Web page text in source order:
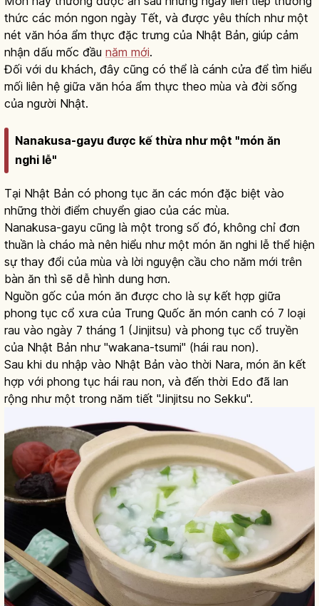
thức các món ngon ngày Tết, và được yêu thích như một
nét văn hóa ẩm thực đặc trưng của Nhật Bản, giúp cảm
nhận dấu mốc đầu năm mới.
Đối với du khách, đây cũng có thể là cánh cửa để tìm hiểu
mối liên hệ giữa văn hóa ẩm thực theo mùa và đời sống
của người Nhật.
Nanakusa-gayu được kế thừa như một "món ăn
nghi lễ"
Tại Nhật Bản có phong tục ăn các món đặc biệt vào
những thời điểm chuyển giao của các mùa.
Nanakusa-gayu cũng là một trong số đó, không chỉ đơn
thuần là cháo mà nên hiểu như một món ăn nghi lễ thể hiện
sự thay đổi của mùa và lời nguyện cầu cho năm mới trên
bàn ăn thì sẽ dễ hình dung hơn.
Nguồn gốc của món ăn được cho là sự kết hợp giữa
phong tục cổ xưa của Trung Quốc ăn món canh có 7 loại
rau vào ngày 7 tháng 1 (Jinjitsu) và phong tục cổ truyền
của Nhật Bản như "wakana-tsumi" (hái rau non).
Sau khi du nhập vào Nhật Bản vào thời Nara, món ăn kết
hợp với phong tục hái rau non, và đến thời Edo đã lan
rộng như một trong năm tiết "Jinjitsu no Sekku".